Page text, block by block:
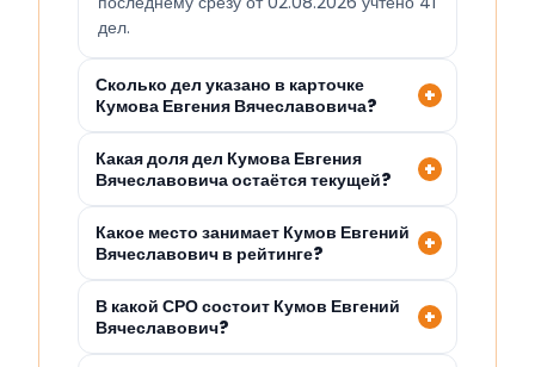
дел.
Сколько дел указано в карточке
Кумова Евгения Вячеславовича?
Какая доля дел Кумова Евгения
Вячеславовича остаётся текущей?
Какое место занимает Кумов Евгений
Вячеславович в рейтинге?
В какой СРО состоит Кумов Евгений
Вячеславович?